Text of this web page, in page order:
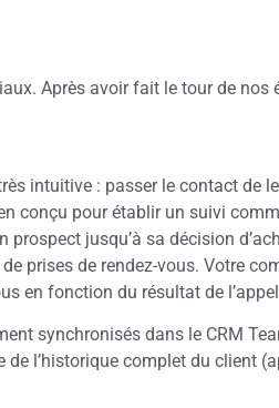
Après avoir fait le tour de nos
intuitive : passer le contact de
conçu pour établir un suivi
jusqu’à sa décision
prises de rendez-vous. Votre
en fonction du résultat de
synchronisés dans le CRM
l’historique complet du client